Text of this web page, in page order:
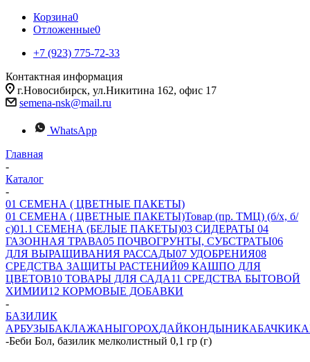
Корзина0
Отложенные0
+7 (923) 775-72-33
Контактная информация
г.Новосибирск, ул.Никитина 162, офис 17
semena-nsk@mail.ru
WhatsApp
Главная
-
Каталог
-
01 СЕМЕНА ( ЦВЕТНЫЕ ПАКЕТЫ)
01 СЕМЕНА ( ЦВЕТНЫЕ ПАКЕТЫ)Товар (пр. ТМЦ) (б/х, б/
с)01.1 СЕМЕНА (БЕЛЫЕ ПАКЕТЫ)03 СИДЕРАТЫ 04
ГАЗОННАЯ ТРАВА05 ПОЧВОГРУНТЫ, СУБСТРАТЫ06
ДЛЯ ВЫРАЩИВАНИЯ РАССАДЫ07 УДОБРЕНИЯ08
СРЕДСТВА ЗАЩИТЫ РАСТЕНИЙ09 КАШПО ДЛЯ
ЦВЕТОВ10 ТОВАРЫ ДЛЯ САДА11 СРЕДСТВА БЫТОВОЙ
ХИМИИ12 КОРМОВЫЕ ДОБАВКИ
-
БАЗИЛИК
АРБУЗЫБАКЛАЖАНЫГОРОХДАЙКОНДЫНИКАБАЧКИ
-Беби Бол, базилик мелколистный 0,1 гр (г)